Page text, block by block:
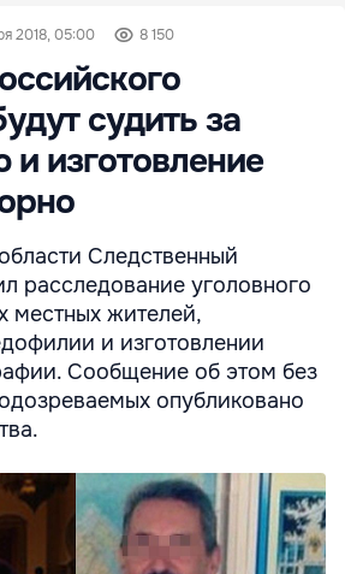
2018, 05:00 8 150
судить за
изготовление
Следственный
расследование уголовного
местных жителей,
и изготовлении
Сообщение об этом без
опубликовано